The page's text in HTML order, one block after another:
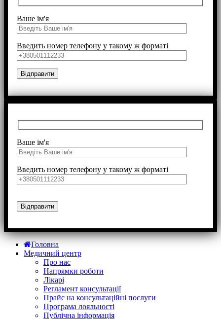
Ваше ім'я
Введить номер телефону у такому ж форматі
Ваше ім'я
Введить номер телефону у такому ж форматі
Головна
Медичний центр
Про нас
Напрямки роботи
Лікарі
Регламент консультації
Прайс на консультаційні послуги
Програма лояльності
Публічна інформація